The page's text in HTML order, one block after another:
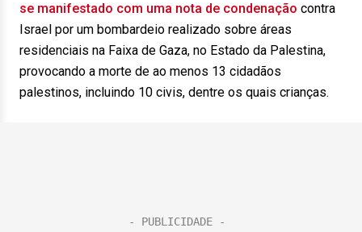
se manifestado com uma nota de condenação contra
Israel por um bombardeio realizado sobre áreas
residenciais na Faixa de Gaza, no Estado da Palestina,
provocando a morte de ao menos 13 cidadãos
palestinos, incluindo 10 civis, dentre os quais crianças.